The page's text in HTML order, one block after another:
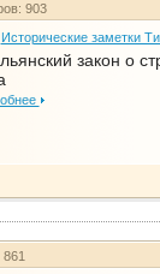
903
Исторические заметки
закон о